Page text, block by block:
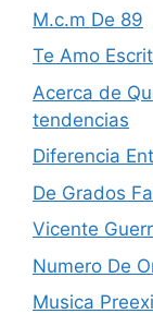
M.c.m De 89
Te Amo
Acerca de
tendencias
Diferencia
De Grados
Vicente
Numero De
Musica